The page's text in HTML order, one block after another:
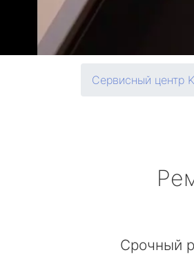
Сервисный центр
Срочный